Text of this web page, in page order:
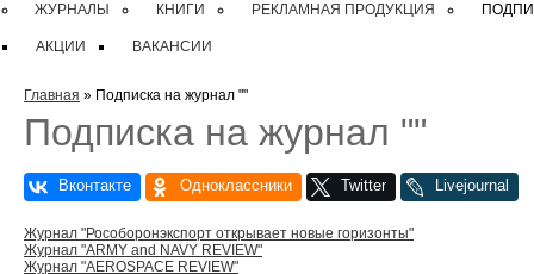
ЖУРНАЛЫ КНИГИ РЕКЛАМНАЯ ПРОДУКЦИЯ
АКЦИИ ВАКАНСИИ
Вы здесь
Главная » Подписка на журнал ""
Подписка на журнал ""
Журнал "Рособоронэкспорт открывает новые горизонты"
Журнал "ARMY and NAVY REVIEW"
Журнал "AEROSPACE REVIEW"